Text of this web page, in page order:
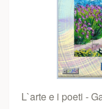
L`arte e i poeti -